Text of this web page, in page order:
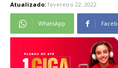
Atualizado: fevereiro 22, 2022
WhatsApp